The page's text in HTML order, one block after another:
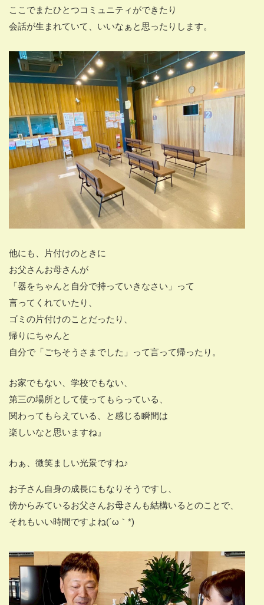
ここでまたひとつコミュニティができたり
会話が生まれていて、いいなぁと思ったりします。
他にも、片付けのときに
お父さんお母さんが
「器をちゃんと自分で持っていきなさい」って
言ってくれていたり、
ゴミの片付けのことだったり、
帰りにちゃんと
自分で「ごちそうさまでした」って言って帰ったり。
お家でもない、学校でもない、
第三の場所として使ってもらっている、
関わってもらえている、と感じる瞬間は
楽しいなと思いますね』
わぁ、微笑ましい光景ですね♪
お子さん自身の成長にもなりそうですし、
傍からみているお父さんお母さんも結構いるとのことで、
それもいい時間ですよね(´ω｀*)